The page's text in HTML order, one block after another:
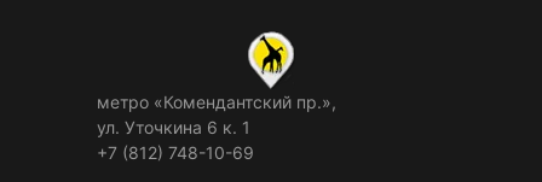
метро «Комендантский пр.»,
ул. Уточкина 6 к. 1
+7 (812) 748-10-69